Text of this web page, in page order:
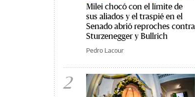
Milei chocó con el límite de
sus aliados y el traspié en el
Senado abrió reproches contra
Sturzenegger y Bullrich
Pedro Lacour
2